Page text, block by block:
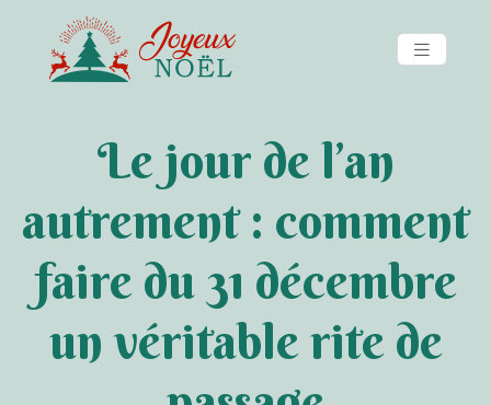
Le jour de l’an
autrement : comment
faire du 31 décembre
un véritable rite de